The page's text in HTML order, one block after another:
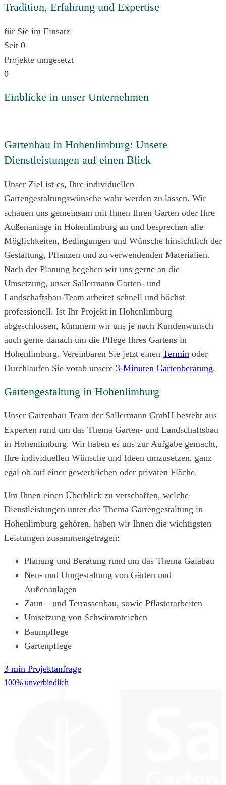
Tradition, Erfahrung und Expertise
für Sie im Einsatz
Seit 0
Projekte umgesetzt
0
Einblicke in unser Unternehmen
Gartenbau in Hohenlimburg: Unsere
Dienstleistungen auf einen Blick
Unser Ziel ist es, Ihre individuellen
Gartengestaltungswünsche wahr werden zu lassen. Wir
schauen uns gemeinsam mit Ihnen Ihren Garten oder Ihre
Außenanlage in Hohenlimburg an und besprechen alle
Möglichkeiten, Bedingungen und Wünsche hinsichtlich der
Gestaltung, Pflanzen und zu verwendenden Materialien.
Nach der Planung begeben wir uns gerne an die
Umsetzung, unser Sallermann Garten- und
Landschaftsbau-Team arbeitet schnell und höchst
professionell. Ist Ihr Projekt in Hohenlimburg
abgeschlossen, kümmern wir uns je nach Kundenwunsch
auch gerne danach um die Pflege Ihres Gartens in
Hohenlimburg. Vereinbaren Sie jetzt einen Termin oder
Durchlaufen Sie vorab unsere 3-Minuten Gartenberatung.
Gartengestaltung in Hohenlimburg
Unser Gartenbau Team der Sallermann GmbH besteht aus
Experten rund um das Thema Garten- und Landschaftsbau
in Hohenlimburg. Wir haben es uns zur Aufgabe gemacht,
Ihre individuellen Wünsche und Ideen umzusetzen, ganz
egal ob auf einer gewerblichen oder privaten Fläche.
Um Ihnen einen Überblick zu verschaffen, welche
Dienstleistungen unter das Thema Gartengestaltung in
Hohenlimburg gehören, haben wir Ihnen die wichtigsten
Leistungen zusammengetragen:
Planung und Beratung rund um das Thema Galabau
Neu- und Umgestaltung von Gärten und
Außenanlagen
Zaun – und Terrassenbau, sowie Pflasterarbeiten
Umsetzung von Schwimmteichen
Baumpflege
Gartenpflege
3 min Projektanfrage
100% unverbindlich